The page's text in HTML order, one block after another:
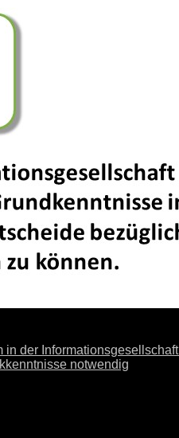
in der
notwendig